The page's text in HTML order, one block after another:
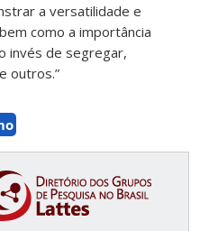
a versatilidade e
como a importância
invés de segregar,
outros.”